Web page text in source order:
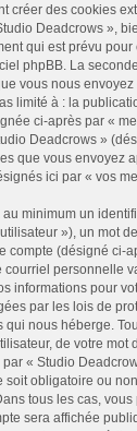
créer des cookies
Deadcrows »,
qui est prévu
phpBB. La
vous nous
limité à : la
ci-après par «
Deadcrows »
que vous envoyez
ici par « vos
minimum un
»), un mot
compte (désigné ci-
courriel personnelle
informations pour
par les lois de
nous héberge.
de votre mot
« Studio
soit obligatoire ou
tous les cas,
sera affichée